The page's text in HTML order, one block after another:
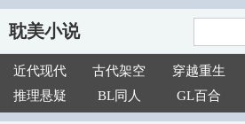
耽美小说
近代现代 古代架空 穿越重生
推理悬疑
BL同人 GL百合